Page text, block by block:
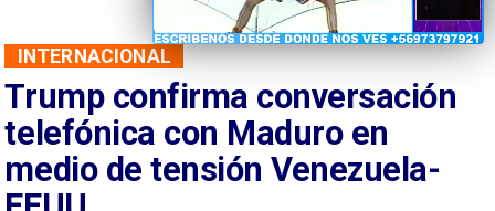
Trump confirma conversación
telefónica con Maduro en
medio de tensión Venezuela-
INTERNACIONAL